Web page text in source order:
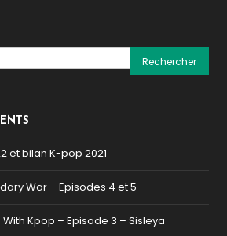
Rechercher :
et bilan K-pop 2021
War – Episodes 4 et 5
Kpop – Episode 3 – Sisleya